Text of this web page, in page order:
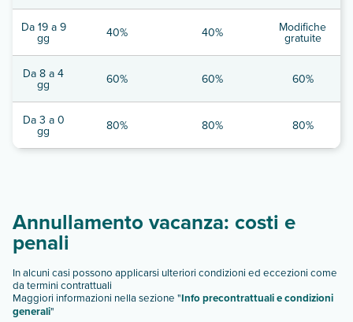
Da 19 a 9
gg 40% 40% Modifiche
gratuite
Da 8 a 4
gg 60% 60% 60%
Da 3 a 0
gg 80% 80% 80%
Annullamento vacanza: costi e
penali
In alcuni casi possono applicarsi ulteriori condizioni ed eccezioni come
da termini contrattuali
Maggiori informazioni nella sezione "Info precontrattuali e condizioni
generali"